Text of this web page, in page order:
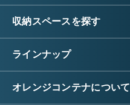
収納スペースを探す
ラインナップ
オレンジコンテナについて